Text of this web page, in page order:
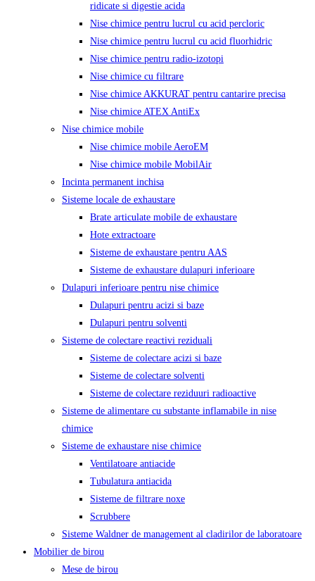
ridicate si digestie acida
Nise chimice pentru lucrul cu acid percloric
Nise chimice pentru lucrul cu acid fluorhidric
Nise chimice pentru radio-izotopi
Nise chimice cu filtrare
Nise chimice AKKURAT pentru cantarire precisa
Nise chimice ATEX AntiEx
Nise chimice mobile
Nise chimice mobile AeroEM
Nise chimice mobile MobilAir
Incinta permanent inchisa
Sisteme locale de exhaustare
Brate articulate mobile de exhaustare
Hote extractoare
Sisteme de exhaustare pentru AAS
Sisteme de exhaustare dulapuri inferioare
Dulapuri inferioare pentru nise chimice
Dulapuri pentru acizi si baze
Dulapuri pentru solventi
Sisteme de colectare reactivi reziduali
Sisteme de colectare acizi si baze
Sisteme de colectare solventi
Sisteme de colectare reziduuri radioactive
Sisteme de alimentare cu substante inflamabile in nise
chimice
Sisteme de exhaustare nise chimice
Ventilatoare antiacide
Tubulatura antiacida
Sisteme de filtrare noxe
Scrubbere
Sisteme Waldner de management al cladirilor de laboratoare
Mobilier de birou
Mese de birou